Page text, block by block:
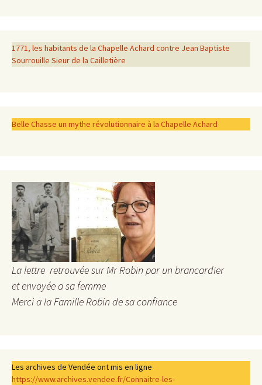
1771, les habitants de la Chapelle Achard contre Jean Baptiste
Sourrouille Sieur de la Cailletière
Belle Chasse un mythe révolutionnaire à la Chapelle Achard
La lettre retrouvée sur Mr Robin par un brancardier
et envoyée a sa femme
Merci a la Famille Robin de sa confiance
Les archives de Vendée ont mis en ligne
https://www.archives.vendee.fr/Connaitre-les-